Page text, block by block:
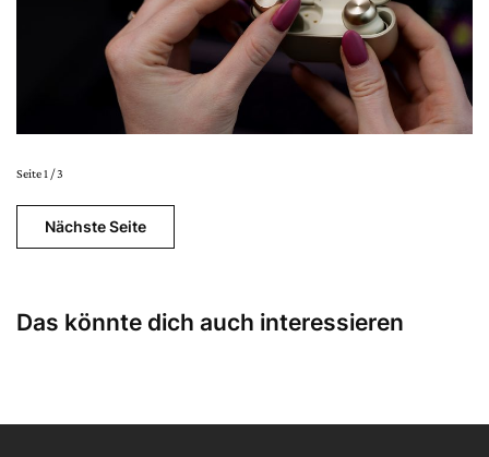
Seite 1 / 3
Nächste Seite
Das könnte dich auch interessieren